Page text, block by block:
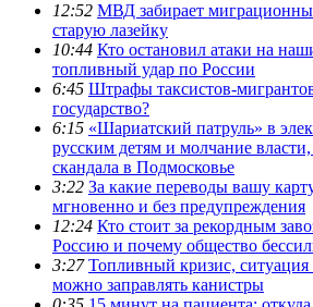
12:52 МВД забирает
старую лазейку
10:44 Кто остановил атаки на
топливный удар по России
6:45 Штрафы таксистов-
государство?
6:15 «Шариатский патруль» в
русским детям и молчание
скандала в Подмосковье
3:22 За какие переводы вашу
мгновенно и без предупреждения
12:24 Кто стоит за рекордным
Россию и почему общество
3:27 Топливный кризис, ситуация
можно заправлять канистры